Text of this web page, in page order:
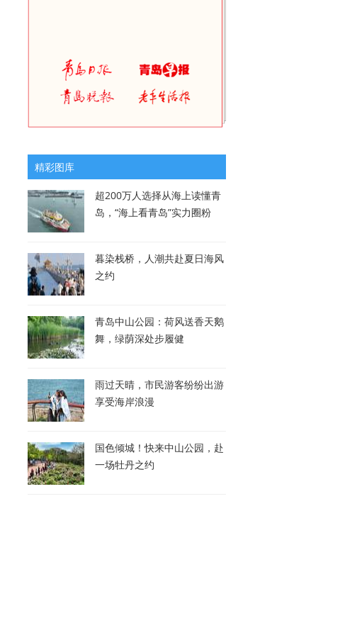
精彩图库
超200万人选择从海上读懂青
岛，“海上看青岛”实力圈粉
暮染栈桥，人潮共赴夏日海风
之约
青岛中山公园：荷风送香天鹅
舞，绿荫深处步履健
雨过天晴，市民游客纷纷出游
享受海岸浪漫
国色倾城！快来中山公园，赴
一场牡丹之约